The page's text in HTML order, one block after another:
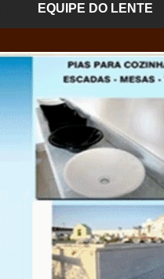
EQUIPE DO LENTE